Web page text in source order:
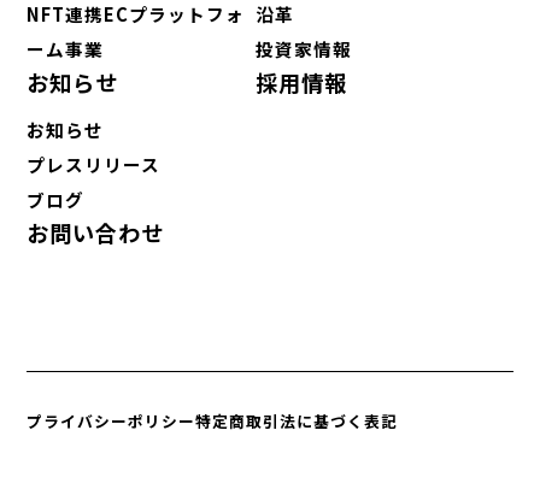
NFT連携ECプラットフォ
ーム事業
沿革
投資家情報
お知らせ
お知らせ
プレスリリース
ブログ
採用情報
お問い合わせ
プライバシーポリシー特定商取引法に基づく表記